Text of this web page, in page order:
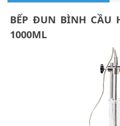
BẾP ĐUN BÌNH CẦU
1000ML